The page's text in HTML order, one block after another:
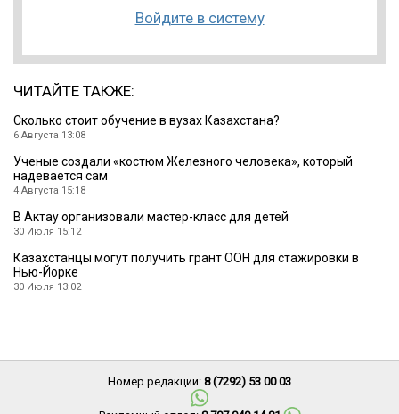
Войдите в систему
ЧИТАЙТЕ ТАКЖЕ:
Cколько стоит обучение в вузах Казахстана?
6 Августа 13:08
Ученые создали «костюм Железного человека», который
надевается сам
4 Августа 15:18
В Актау организовали мастер-класс для детей
30 Июля 15:12
Казахстанцы могут получить грант ООН для стажировки в
Нью-Йорке
30 Июля 13:02
Номер редакции: 8 (7292) 53 00 03